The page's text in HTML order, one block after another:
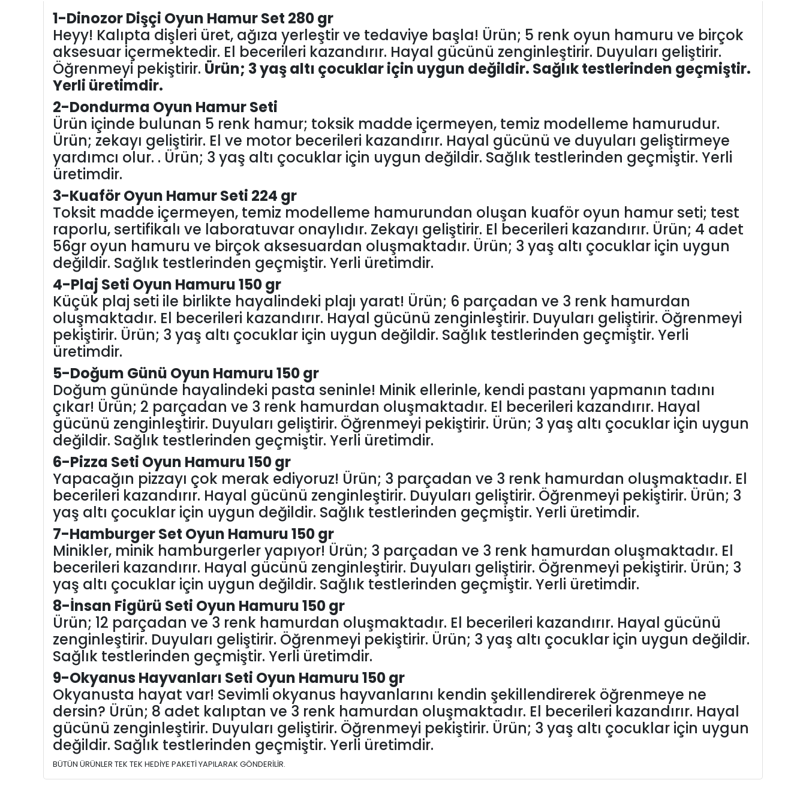
1-Dinozor Dişçi Oyun Hamur Set 280 gr
Heyy! Kalıpta dişleri üret, ağıza yerleştir ve tedaviye başla! Ürün; 5 renk oyun hamuru ve birçok
aksesuar içermektedir. El becerileri kazandırır. Hayal gücünü zenginleştirir. Duyuları geliştirir.
Öğrenmeyi pekiştirir. Ürün; 3 yaş altı çocuklar için uygun değildir. Sağlık testlerinden geçmiştir.
Yerli üretimdir.
2-Dondurma Oyun Hamur Seti
Ürün içinde bulunan 5 renk hamur; toksik madde içermeyen, temiz modelleme hamurudur.
Ürün; zekayı geliştirir. El ve motor becerileri kazandırır. Hayal gücünü ve duyuları geliştirmeye
yardımcı olur. . Ürün; 3 yaş altı çocuklar için uygun değildir. Sağlık testlerinden geçmiştir. Yerli
üretimdir.
3-Kuaför Oyun Hamur Seti 224 gr
Toksit madde içermeyen, temiz modelleme hamurundan oluşan kuaför oyun hamur seti; test
raporlu, sertifikalı ve laboratuvar onaylıdır. Zekayı geliştirir. El becerileri kazandırır. Ürün; 4 adet
56gr oyun hamuru ve birçok aksesuardan oluşmaktadır. Ürün; 3 yaş altı çocuklar için uygun
değildir. Sağlık testlerinden geçmiştir. Yerli üretimdir.
4-Plaj Seti Oyun Hamuru 150 gr
Küçük plaj seti ile birlikte hayalindeki plajı yarat! Ürün; 6 parçadan ve 3 renk hamurdan
oluşmaktadır. El becerileri kazandırır. Hayal gücünü zenginleştirir. Duyuları geliştirir. Öğrenmeyi
pekiştirir. Ürün; 3 yaş altı çocuklar için uygun değildir. Sağlık testlerinden geçmiştir. Yerli
üretimdir.
5-Doğum Günü Oyun Hamuru 150 gr
Doğum gününde hayalindeki pasta seninle! Minik ellerinle, kendi pastanı yapmanın tadını
çıkar! Ürün; 2 parçadan ve 3 renk hamurdan oluşmaktadır. El becerileri kazandırır. Hayal
gücünü zenginleştirir. Duyuları geliştirir. Öğrenmeyi pekiştirir. Ürün; 3 yaş altı çocuklar için uygun
değildir. Sağlık testlerinden geçmiştir. Yerli üretimdir.
6-Pizza Seti Oyun Hamuru 150 gr
Yapacağın pizzayı çok merak ediyoruz! Ürün; 3 parçadan ve 3 renk hamurdan oluşmaktadır. El
becerileri kazandırır. Hayal gücünü zenginleştirir. Duyuları geliştirir. Öğrenmeyi pekiştirir. Ürün; 3
yaş altı çocuklar için uygun değildir. Sağlık testlerinden geçmiştir. Yerli üretimdir.
7-Hamburger Set Oyun Hamuru 150 gr
Minikler, minik hamburgerler yapıyor! Ürün; 3 parçadan ve 3 renk hamurdan oluşmaktadır. El
becerileri kazandırır. Hayal gücünü zenginleştirir. Duyuları geliştirir. Öğrenmeyi pekiştirir. Ürün; 3
yaş altı çocuklar için uygun değildir. Sağlık testlerinden geçmiştir. Yerli üretimdir.
8-İnsan Figürü Seti Oyun Hamuru 150 gr
Ürün; 12 parçadan ve 3 renk hamurdan oluşmaktadır. El becerileri kazandırır. Hayal gücünü
zenginleştirir. Duyuları geliştirir. Öğrenmeyi pekiştirir. Ürün; 3 yaş altı çocuklar için uygun değildir.
Sağlık testlerinden geçmiştir. Yerli üretimdir.
9-Okyanus Hayvanları Seti Oyun Hamuru 150 gr
Okyanusta hayat var! Sevimli okyanus hayvanlarını kendin şekillendirerek öğrenmeye ne
dersin? Ürün; 8 adet kalıptan ve 3 renk hamurdan oluşmaktadır. El becerileri kazandırır. Hayal
gücünü zenginleştirir. Duyuları geliştirir. Öğrenmeyi pekiştirir. Ürün; 3 yaş altı çocuklar için uygun
değildir. Sağlık testlerinden geçmiştir. Yerli üretimdir.
BÜTÜN ÜRÜNLER TEK TEK HEDİYE PAKETİ YAPILARAK GÖNDERİLİR.